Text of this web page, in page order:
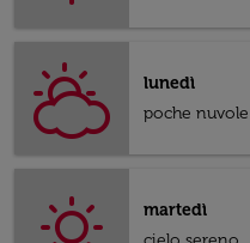
lunedì
poche nuvole
martedì